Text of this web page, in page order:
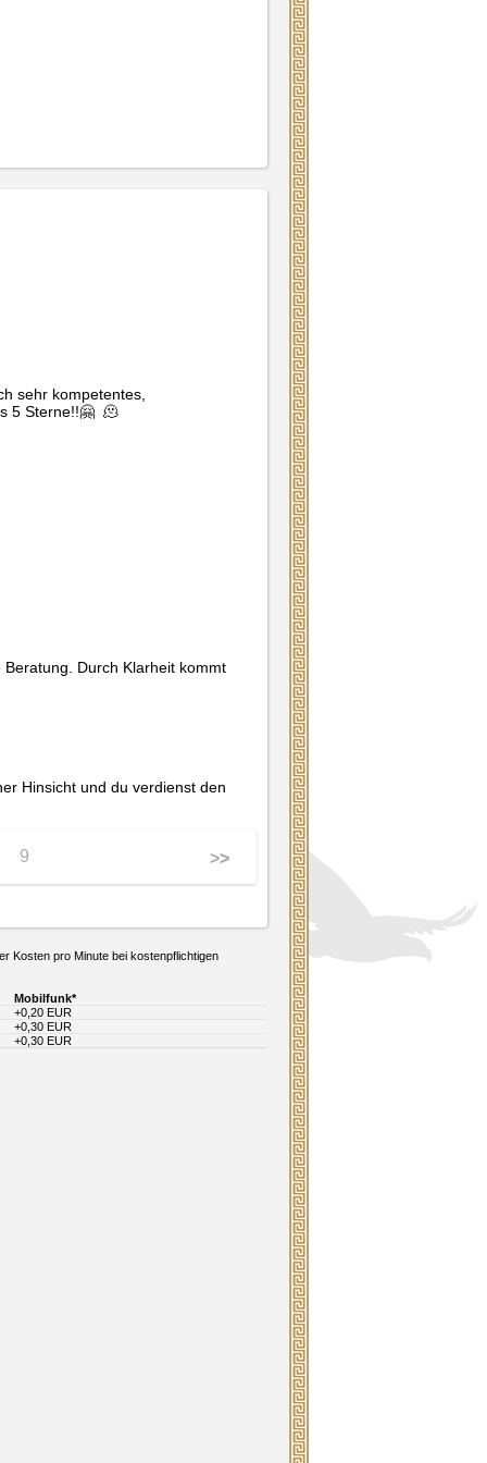
sehr kompetentes,
5 Sterne!!🤗  🫠
Durch Klarheit kommt
Hinsicht und du verdienst den
9 >
>>
Kosten pro Minute bei kostenpflichtigen
Mobilfunk*
+0,20 EUR
+0,30 EUR
+0,30 EUR